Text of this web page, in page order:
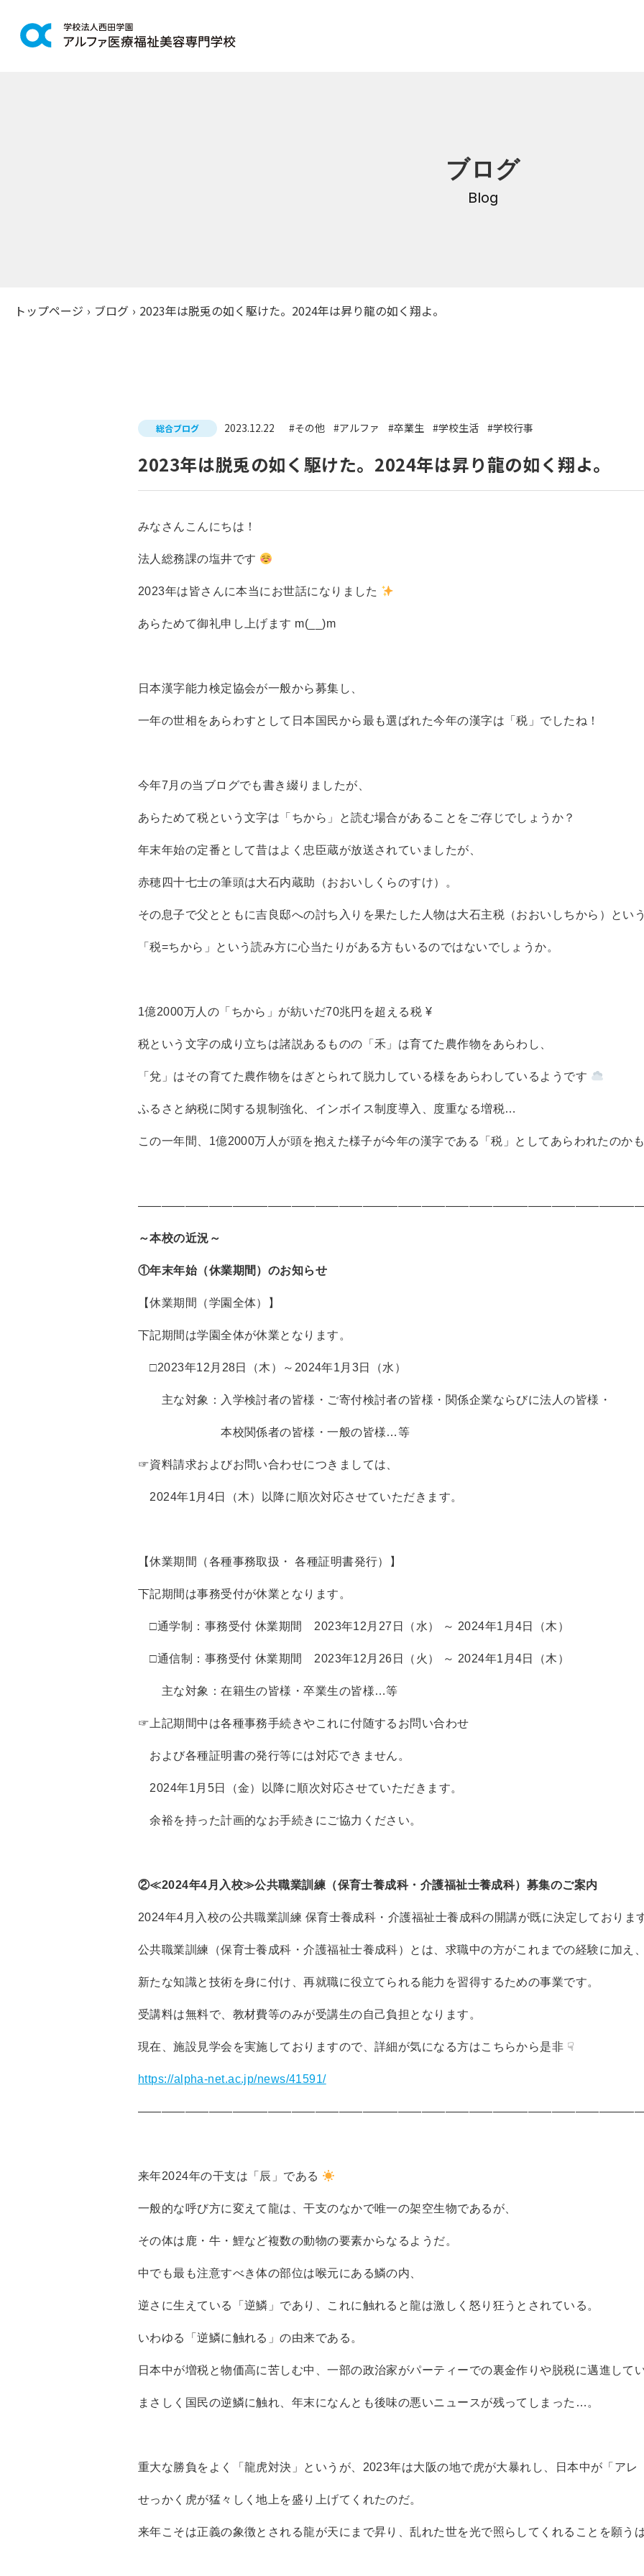
募集学科・学費
就職サポート
介護支援専門員更新研修
公共職業訓練
ブログ
Blog
トップページ › ブログ › 2023年は脱兎の如く駆けた。2024年は昇り龍の如く翔よ。
総合ブログ 2023.12.22 #その他 #アルファ #卒業生 #学校生活 #学校行事
2023年は脱兎の如く駆けた。2024年は昇り龍の如く翔よ。
みなさんこんにちは！
法人総務課の塩井です
2023年は皆さんに本当にお世話になりました
あらためて御礼申し上げます m(__)m
日本漢字能力検定協会が一般から募集し、
一年の世相をあらわすとして日本国民から最も選ばれた今年の漢字は「税」でしたね！
今年7月の当ブログでも書き綴りましたが、
あらためて税という文字は「ちから」と読む場合があることをご存じでしょうか？
年末年始の定番として昔はよく忠臣蔵が放送されていましたが、
赤穂四十七士の筆頭は大石内蔵助（おおいしくらのすけ）。
その息子で父とともに吉良邸への討ち入りを果たした人物は大石主税（おおいしちから）とい
「税=ちから」という読み方に心当たりがある方もいるのではないでしょうか。
1億2000万人の「ちから」が紡いだ70兆円を超える税 ¥
税という文字の成り立ちは諸説あるものの「禾」は育てた農作物をあらわし、
「兌」はその育てた農作物をはぎとられて脱力している様をあらわしているようです
ふるさと納税に関する規制強化、インボイス制度導入、度重なる増税…
この一年間、1億2000万人が頭を抱えた様子が今年の漢字である「税」としてあらわれたのか
～本校の近況～
①年末年始（休業期間）のお知らせ
【休業期間（学園全体）】
下記期間は学園全体が休業となります。
□2023年12月28日（木）～2024年1月3日（水）
主な対象：入学検討者の皆様・ご寄付検討者の皆様・関係企業ならびに法人の皆様・
本校関係者の皆様・一般の皆様…等
☞資料請求およびお問い合わせにつきましては、
2024年1月4日（木）以降に順次対応させていただきます。
【休業期間（各種事務取扱・ 各種証明書発行）】
下記期間は事務受付が休業となります。
□通学制：事務受付 休業期間 2023年12月27日（水） ～ 2024年1月4日（木）
□通信制：事務受付 休業期間 2023年12月26日（火） ～ 2024年1月4日（木）
主な対象：在籍生の皆様・卒業生の皆様…等
☞上記期間中は各種事務手続きやこれに付随するお問い合わせ
および各種証明書の発行等には対応できません。
2024年1月5日（金）以降に順次対応させていただきます。
余裕を持った計画的なお手続きにご協力ください。
②≪2024年4月入校≫公共職業訓練（保育士養成科・介護福祉士養成科）募集のご案内
2024年4月入校の公共職業訓練 保育士養成科・介護福祉士養成科の開講が既に決定しておりま
公共職業訓練（保育士養成科・介護福祉士養成科）とは、求職中の方がこれまでの経験に加え
新たな知識と技術を身に付け、再就職に役立てられる能力を習得するための事業です。
受講料は無料で、教材費等のみが受講生の自己負担となります。
現在、施設見学会を実施しておりますので、詳細が気になる方はこちらから是非 ☟
https://alpha-net.ac.jp/news/41591/
来年2024年の干支は「辰」である
一般的な呼び方に変えて龍は、干支のなかで唯一の架空生物であるが、
その体は鹿・牛・鯉など複数の動物の要素からなるようだ。
中でも最も注意すべき体の部位は喉元にある鱗の内、
逆さに生えている「逆鱗」であり、これに触れると龍は激しく怒り狂うとされている。
いわゆる「逆鱗に触れる」の由来である。
日本中が増税と物価高に苦しむ中、一部の政治家がパーティーでの裏金作りや脱税に邁進して
まさしく国民の逆鱗に触れ、年末になんとも後味の悪いニュースが残ってしまった…。
重大な勝負をよく「龍虎対決」というが、2023年は大阪の地で虎が大暴れし、日本中が「ア
せっかく虎が猛々しく地上を盛り上げてくれたのだ。
来年こそは正義の象徴とされる龍が天にまで昇り、乱れた世を光で照らしてくれることを願う